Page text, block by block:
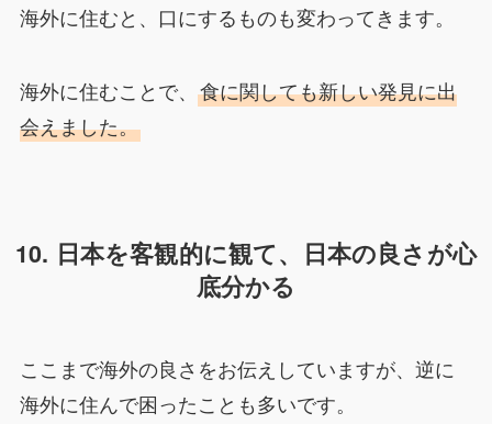
海外に住むと、口にするものも変わってきます。
海外に住むことで、 食に関しても新しい発見に出
会えました。
10. 日本を客観的に観て、日本の良さが心
底分かる
ここまで海外の良さをお伝えしていますが、逆に
海外に住んで困ったことも多いです。